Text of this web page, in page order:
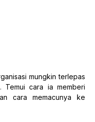
mungkin terlepas
Temui cara ia memberi
cara memacunya ke